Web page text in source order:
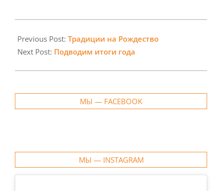
01-
08
Previous Post: Традиции на Рождество
Next Post: Подводим итоги года
МЫ — FACEBOOK
МЫ — INSTAGRAM